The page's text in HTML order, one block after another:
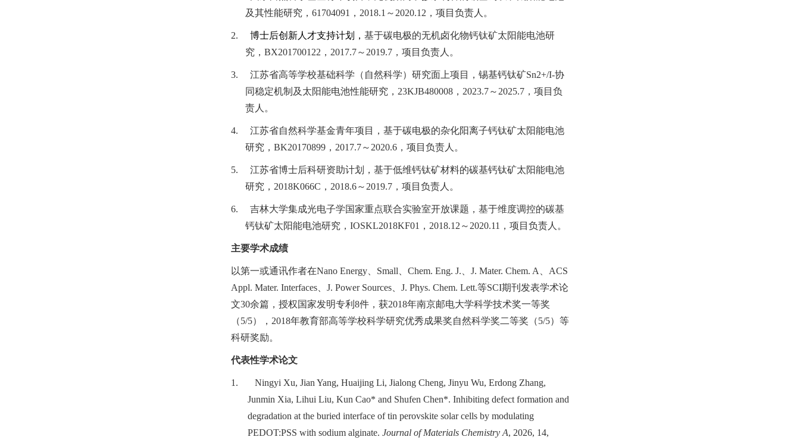
及其性能研究， 61704091 ， 2018.1 ～ 2020.12 ，项目负责人。
2. 博士后创新人才支持计划， 基于碳电极的无机卤化物钙钛矿太阳能电池研
究， BX201700122 ， 2017.7～ 2019.7 ，项目负责人。
3. 江苏省高等学校基础科学（自然科学）研究面上项目， 锡基钙钛矿Sn2+/I-协
同稳定机制及太阳能电池性能研究， 23KJB480008 ， 2023.7～ 2025.7 ，项目负
责人。
4.
江苏省自然科学基金青年项目，基于碳电极的杂化阳离子钙钛矿太阳能电池
研究， BK20170899 ， 2017.7～ 2020.6 ，项目负责人。
5.
江苏省博士后科研资助计划，基于低维钙钛矿材料的碳基钙钛矿太阳能电池
研究， 2018K066C ， 2018.6～ 2019.7 ，项目负责人。
6.
吉林大学集成光电子学国家重点联合实验室开放课题，基于维度调控的碳基
钙钛矿太阳能电池研究， IOSKL2018KF01 ， 2018.12 ～ 2020.11 ，项目负责人。
主要学术成绩
以第一或通讯作者在Nano Energy Small Chem. Eng. J. J. Mater. Chem. A
ACS
Appl. Mater. Interfaces
J. Power Sources J. Phys. Chem. Lett.等SCI期刊发表学术论
文30余篇，授权国家发明专利 8件，获2018年南京邮电大学科学技术奖一等奖
（5/5）， 2018年教育部高等学校科学研究优秀成果奖自然科学奖二等奖（5/5）等
科研奖励。
代表性学术论文
1.
Ningyi Xu, Jian Yang, Huaijing Li, Jialong Cheng, Jinyu Wu, Erdong Zhang,
Junmin Xia, Lihui Liu, Kun Cao* and Shufen Chen*. Inhibiting defect formation and
degradation at the buried interface of tin perovskite solar cells by modulating
PEDOT:PSS with sodium alginate. Journal of Materials Chemistry A, 2026, 14,